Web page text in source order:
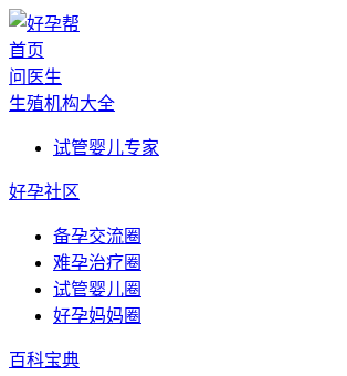
首页
问医生
生殖机构大全
试管婴儿专家
好孕社区
备孕交流圈
难孕治疗圈
试管婴儿圈
好孕妈妈圈
百科宝典